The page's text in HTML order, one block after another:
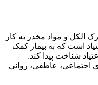
الکل و مواد مخدر به کار
است که به بیمار کمک
شناخت پیدا کند.
اجتماعی، عاطفی، روانی